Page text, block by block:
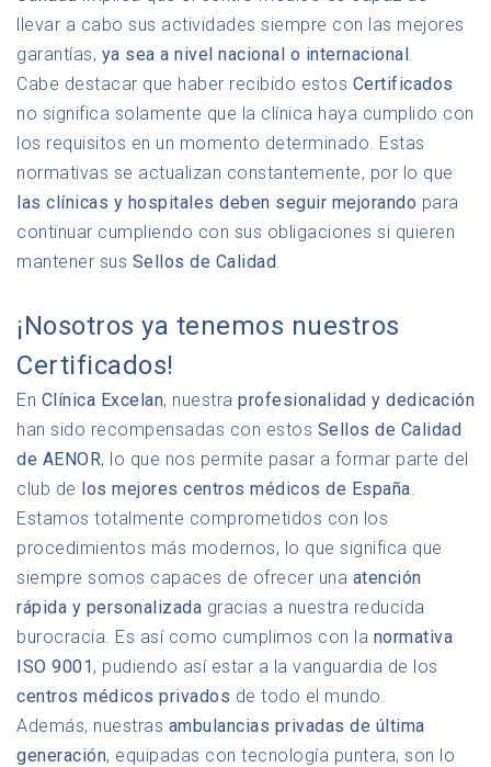
llevar a cabo sus actividades siempre con las mejores
garantías, ya sea a nivel nacional o internacional.
Cabe destacar que haber recibido estos Certificados
no significa solamente que la clínica haya cumplido con
los requisitos en un momento determinado. Estas
normativas se actualizan constantemente, por lo que
las clínicas y hospitales deben seguir mejorando para
continuar cumpliendo con sus obligaciones si quieren
mantener sus Sellos de Calidad.
¡Nosotros ya tenemos nuestros
Certificados!
En Clínica Excelan, nuestra profesionalidad y dedicación
han sido recompensadas con estos Sellos de Calidad
de AENOR, lo que nos permite pasar a formar parte del
club de los mejores centros médicos de España.
Estamos totalmente comprometidos con los
procedimientos más modernos, lo que significa que
siempre somos capaces de ofrecer una atención
rápida y personalizada gracias a nuestra reducida
burocracia. Es así como cumplimos con la normativa
ISO 9001, pudiendo así estar a la vanguardia de los
centros médicos privados de todo el mundo.
Además, nuestras ambulancias privadas de última
generación, equipadas con tecnología puntera, son lo